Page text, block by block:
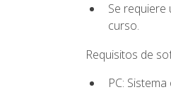
Se
curso.
Requisitos de
PC: